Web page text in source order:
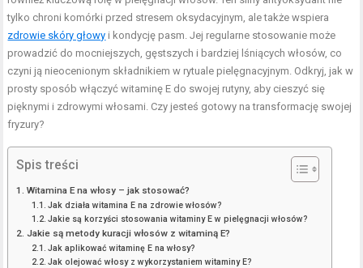
tylko chroni komórki przed stresem oksydacyjnym, ale także wspiera
zdrowie skóry głowy i kondycję pasm. Jej regularne stosowanie może
prowadzić do mocniejszych, gęstszych i bardziej lśniących włosów, co
czyni ją nieocenionym składnikiem w rytuale pielęgnacyjnym. Odkryj, jak w
prosty sposób włączyć witaminę E do swojej rutyny, aby cieszyć się
pięknymi i zdrowymi włosami. Czy jesteś gotowy na transformację swojej
fryzury?
Spis treści
Witamina E na włosy – jak stosować?
Jak działa witamina E na zdrowie włosów?
Jakie są korzyści stosowania witaminy E w pielęgnacji włosów?
Jakie są metody kuracji włosów z witaminą E?
Jak aplikować witaminę E na włosy?
Jak olejować włosy z wykorzystaniem witaminy E?